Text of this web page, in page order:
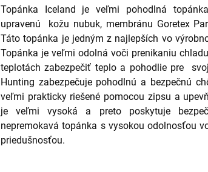
Topánka Iceland je veľmi pohodlná
upravenú kožu nubuk, membránu Goretex
Táto topánka je jedným z najlepších vo
Topánka je veľmi odolná voči prenikaniu
teplotách zabezpečiť teplo a pohodlie pre
Hunting zabezpečuje pohodlnú a bezpečnú
veľmi prakticky riešené pomocou zipsu a
je veľmi vysoká a preto poskytuje
nepremokavá topánka s vysokou odolnosťou
priedušnosťou.